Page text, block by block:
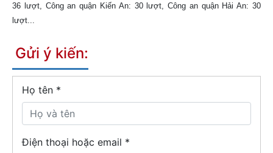
36 lượt, Công an quận Kiến An: 30 lượt, Công an quận Hải An: 30
lượt...
Gửi ý kiến:
Họ tên *
Điện thoại hoặc email *